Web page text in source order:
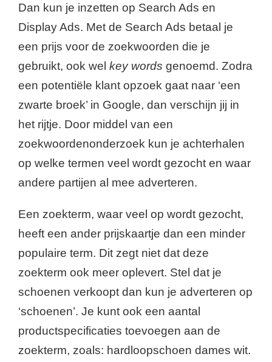
Dan kun je inzetten op Search Ads en
Display Ads. Met de Search Ads betaal je
een prijs voor de zoekwoorden die je
gebruikt, ook wel key words genoemd. Zodra
een potentiële klant opzoek gaat naar ‘een
zwarte broek’ in Google, dan verschijn jij in
het rijtje. Door middel van een
zoekwoordenonderzoek kun je achterhalen
op welke termen veel wordt gezocht en waar
andere partijen al mee adverteren.
Een zoekterm, waar veel op wordt gezocht,
heeft een ander prijskaartje dan een minder
populaire term. Dit zegt niet dat deze
zoekterm ook meer oplevert. Stel dat je
schoenen verkoopt dan kun je adverteren op
‘schoenen’. Je kunt ook een aantal
productspecificaties toevoegen aan de
zoekterm, zoals: hardloopschoen dames wit.